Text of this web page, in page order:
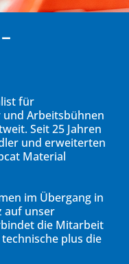
für
und Arbeitsbühnen
Seit 25 Jahren
und erweiterten
Material
im Übergang in
auf unser
die Mitarbeit
plus die